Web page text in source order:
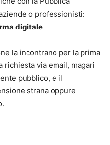
o professionisti:
digitale.
la incontrano per la prima
richiesta via email, magari
pubblico, e il
strana oppure